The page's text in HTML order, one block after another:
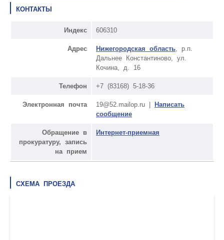
КОНТАКТЫ
Индекс 606310
Адрес Нижегородская область , р.п.
Дальнее Константиново, ул.
Кочина, д. 16
Телефон +7 (83168) 5-18-36
Электронная почта 19@52.mailop.ru |
Написать
сообщение
Обращение в
прокуратуру, запись
на прием
Интернет-приемная
СХЕМА ПРОЕЗДА